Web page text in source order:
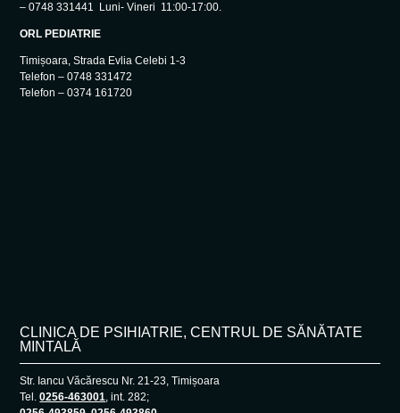
– 0748 331441 Luni- Vineri 11:00-17:00.
ORL PEDIATRIE
Timișoara, Strada Evlia Celebi 1-3
Telefon – 0748 331472
Telefon – 0374 161720
CLINICA DE PSIHIATRIE, CENTRUL DE SĂNĂTATE
MINTALĂ
Str. Iancu Văcărescu Nr. 21-23, Timișoara
Tel.0256-463001, int. 282;